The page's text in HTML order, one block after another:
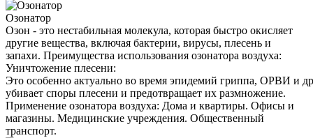
Озонатор
Озон - это нестабильная молекула, которая быстро окисляет
другие вещества, включая бактерии, вирусы, плесень и
запахи. Преимущества использования озонатора воздуха:
Уничтожение плесени:
Это особенно актуально во время эпидемий гриппа, ОРВИ и
убивает споры плесени и предотвращает их размножение.
Применение озонатора воздуха: Дома и квартиры. Офисы и
магазины. Медицинские учреждения. Общественный
транспорт.